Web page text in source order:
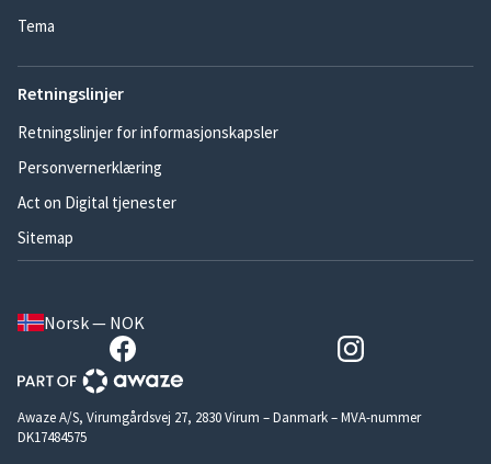
Tema
Retningslinjer
Retningslinjer for informasjonskapsler
Personvernerklæring
Act on Digital tjenester
Sitemap
Norsk — NOK
Awaze A/S, Virumgårdsvej 27, 2830 Virum – Danmark – MVA-nummer
DK17484575